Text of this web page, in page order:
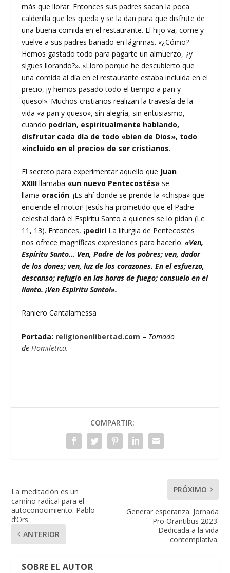
más que llorar. Entonces sus padres sacan la poca
calderilla que les queda y se la dan para que disfrute de
una buena comida en el restaurante. El hijo va, come y
vuelve a sus padres bañado en lágrimas. «¿Cómo?
Hemos gastado todo para pagarte un almuerzo, ¿y
sigues llorando?». «Lloro porque he descubierto que
una comida al día en el restaurante estaba incluida en el
precio, ¡y hemos pasado todo el tiempo a pan y
queso!». Muchos cristianos realizan la travesía de la
vida «a pan y queso», sin alegría, sin entusiasmo,
cuando podrían, espiritualmente hablando,
disfrutar cada día de todo «bien de Dios», todo
«incluido en el precio» de ser cristianos.
El secreto para experimentar aquello que Juan
XXIII llamaba «un nuevo Pentecostés» se
llama oración. ¡Es ahí donde se prende la «chispa» que
enciende el motor! Jesús ha prometido que el Padre
celestial dará el Espíritu Santo a quienes se lo pidan (Lc
11, 13). Entonces, ¡pedir! La liturgia de Pentecostés
nos ofrece magníficas expresiones para hacerlo:«Ven,
Espíritu Santo… Ven, Padre de los pobres; ven, dador
de los dones; ven, luz de los corazones. En el esfuerzo,
descanso; refugio en las horas de fuego; consuelo en el
llanto. ¡Ven Espíritu Santo!».
Raniero Cantalamessa
Portada: religionenlibertad.com – Tomado
deHomiletica.
COMPARTIR:
La meditación es un
camino radical para el
autoconocimiento. Pablo
d’Ors.
ANTERIOR
PRÓXIMO
Generar esperanza. Jornada
Pro Orantibus 2023.
Dedicada a la vida
contemplativa.
SOBRE EL AUTOR